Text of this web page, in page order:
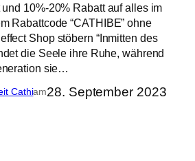
10%-20% Rabatt auf alles im
Rabattcode “CATHIBE” ohne
Shop stöbern “Inmitten des
die Seele ihre Ruhe, während
sie…
Cathiam28. September 2023